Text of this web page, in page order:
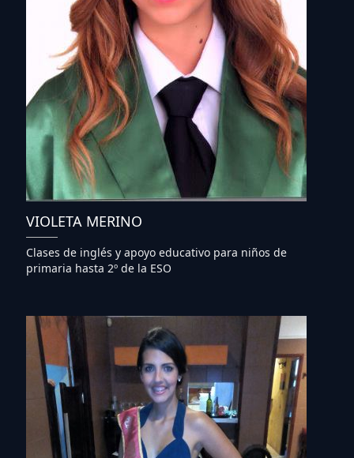
VIOLETA MERINO
Clases de inglés y apoyo educativo para niños de
primaria hasta 2º de la ESO